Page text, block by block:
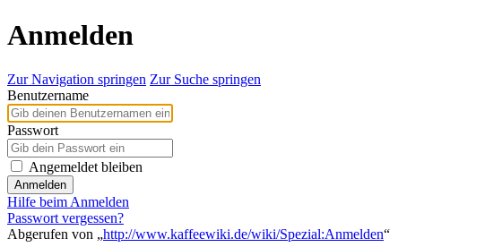
Anmelden
Zur Navigation springen Zur Suche springen
Benutzername
Passwort
Angemeldet bleiben
Anmelden
Hilfe beim Anmelden
Passwort vergessen?
Abgerufen von „http://www.kaffeewiki.de/wiki/Spezial:Anmelden“